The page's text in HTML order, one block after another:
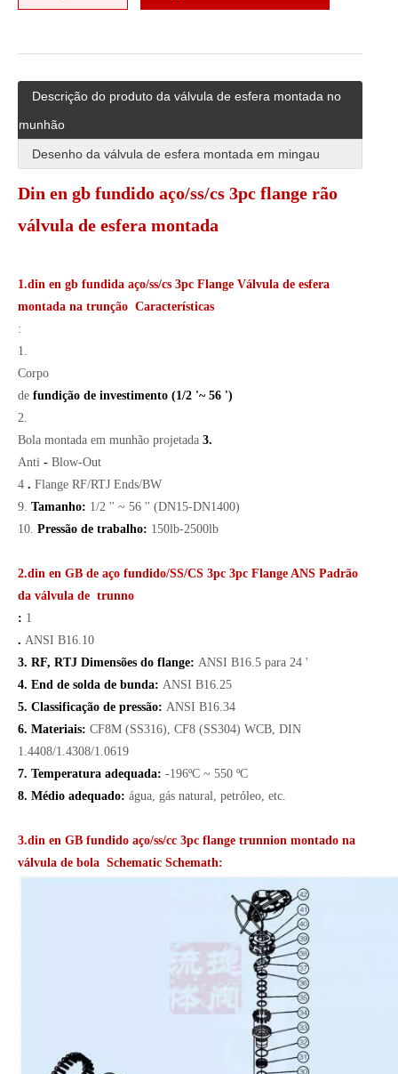
Descrição do produto da válvula de esfera montada no
munhão
Desenho da válvula de esfera montada em mingau
Din en gb fundido aço/ss/cs 3pc flange rão
válvula de esfera montada
1.din en gb fundida aço/ss/cs 3pc Flange Válvula de esfera
montada na trunção Características
:
1.
Corpo
de fundição de investimento (1/2 '~ 56 ')
2.
Bola montada em munhão projetada 3.
Anti - Blow-Out
4 . Flange RF/RTJ Ends/BW
9. Tamanho: 1/2 '' ~ 56 '' (DN15-DN1400)
10. Pressão de trabalho: 150lb-2500lb
2.din en GB de aço fundido/SS/CS 3pc 3pc Flange ANS Padrão
da válvula de trunno
: 1
. ANSI B16.10
3. RF, RTJ Dimensões do flange: ANSI B16.5 para 24 '
4. End de solda de bunda: ANSI B16.25
5. Classificação de pressão: ANSI B16.34
6. Materiais: CF8M (SS316), CF8 (SS304) WCB, DIN
1.4408/1.4308/1.0619
7. Temperatura adequada: -196ºC ~ 550 ºC
8. Médio adequado: água, gás natural, petróleo, etc.
3.din en GB fundido aço/ss/cc 3pc flange trunnion montado na
válvula de bola Schematic Schemath: